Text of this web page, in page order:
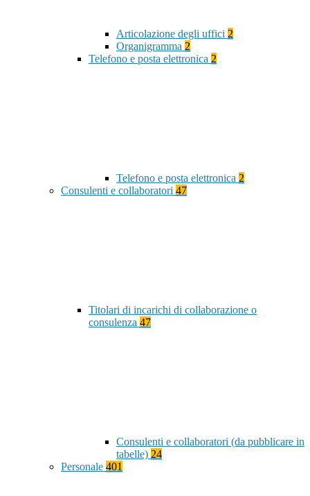
Articolazione degli uffici 2
Organigramma 2
Telefono e posta elettronica 2
Telefono e posta elettronica 2
Consulenti e collaboratori 47
Titolari di incarichi di collaborazione o
consulenza 47
Consulenti e collaboratori (da pubblicare in
tabelle) 24
Personale 401